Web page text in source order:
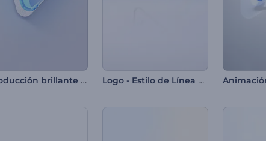
Introducción brillante y sencilla Logo - Estilo de Línea Definida